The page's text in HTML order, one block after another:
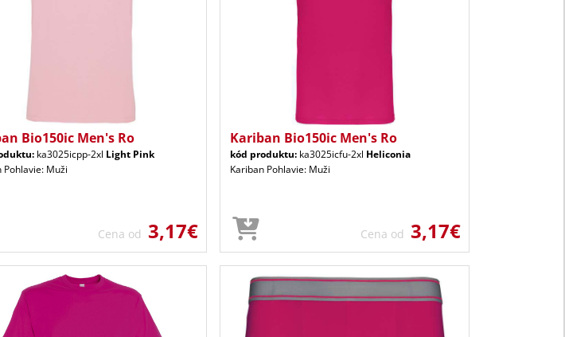
Bio150ic Men's Ro
ka3025icpp-2xl Light Pink
Pohlavie: Muži
Cena od 3,17€
Kariban Bio150ic Men's Ro
kód produktu: ka3025icfu-2xl Heliconia
Kariban Pohlavie: Muži
Cena od 3,17€